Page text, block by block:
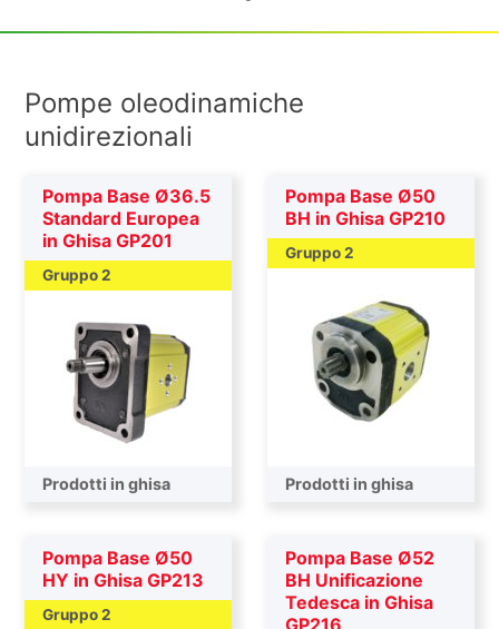
Pompe oleodinamiche
unidirezionali
Pompa Base Ø36.5
Standard Europea
in Ghisa GP201
Gruppo 2
Prodotti in ghisa
Pompa Base Ø50
BH in Ghisa GP210
Gruppo 2
Prodotti in ghisa
Pompa Base Ø50
HY in Ghisa GP213
Gruppo 2
Pompa Base Ø52
BH Unificazione
Tedesca in Ghisa